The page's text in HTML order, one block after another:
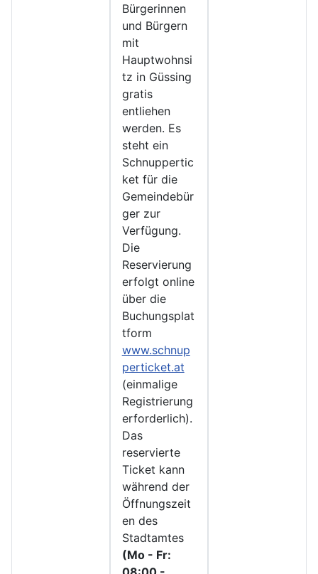
Bürgerinnen
und Bürgern
mit
Hauptwohnsi
tz in Güssing
gratis
entliehen
werden. Es
steht ein
Schnuppertic
ket für die
Gemeindebür
ger zur
Verfügung.
Die
Reservierung
erfolgt online
über die
Buchungsplat
tform
www.schnup
perticket.at
(einmalige
Registrierung
erforderlich).
Das
reservierte
Ticket kann
während der
Öffnungszeit
en des
Stadtamtes
(Mo - Fr: